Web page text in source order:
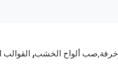
ألواح الخشب, القوالب